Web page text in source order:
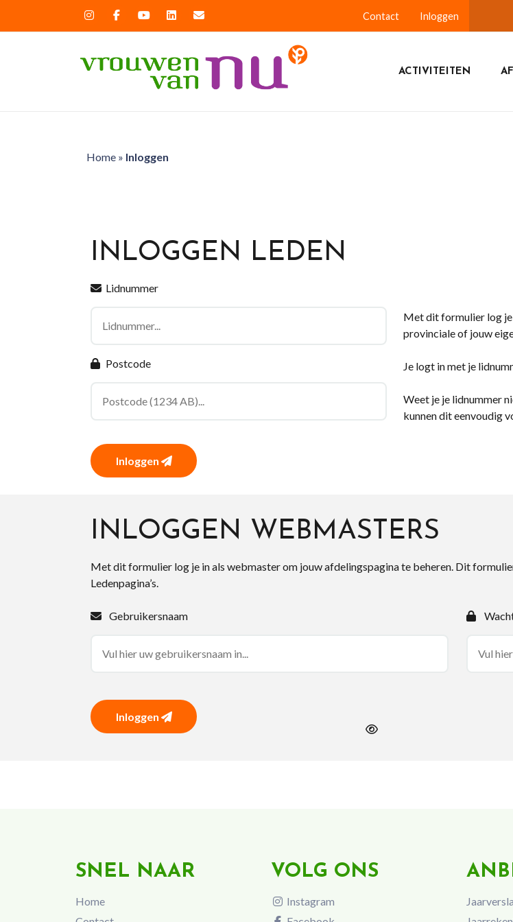
Contact Inloggen
ACTIVITEITEN
Home» Inloggen
INLOGGEN LEDEN
Lidnummer
Postcode
Inloggen
Met dit formulier log je
provinciale of jouw
Je logt in met je
Weet je je lidnummer
kunnen dit eenvoudig
INLOGGEN WEBMASTERS
Met dit formulier log je in als webmaster om jouw afdelingspagina te beheren. Dit
Ledenpagina’s.
Gebruikersnaam
Inloggen
SNEL NAAR
Home
VOLG ONS
Instagram